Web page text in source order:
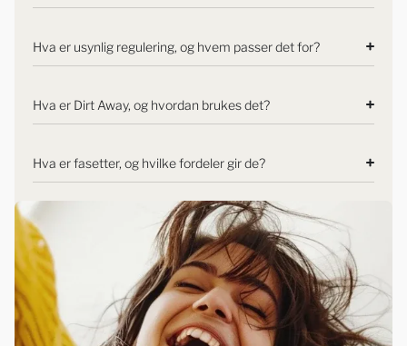
Hva er usynlig regulering, og hvem passer det for?
Hva er Dirt Away, og hvordan brukes det?
Hva er fasetter, og hvilke fordeler gir de?